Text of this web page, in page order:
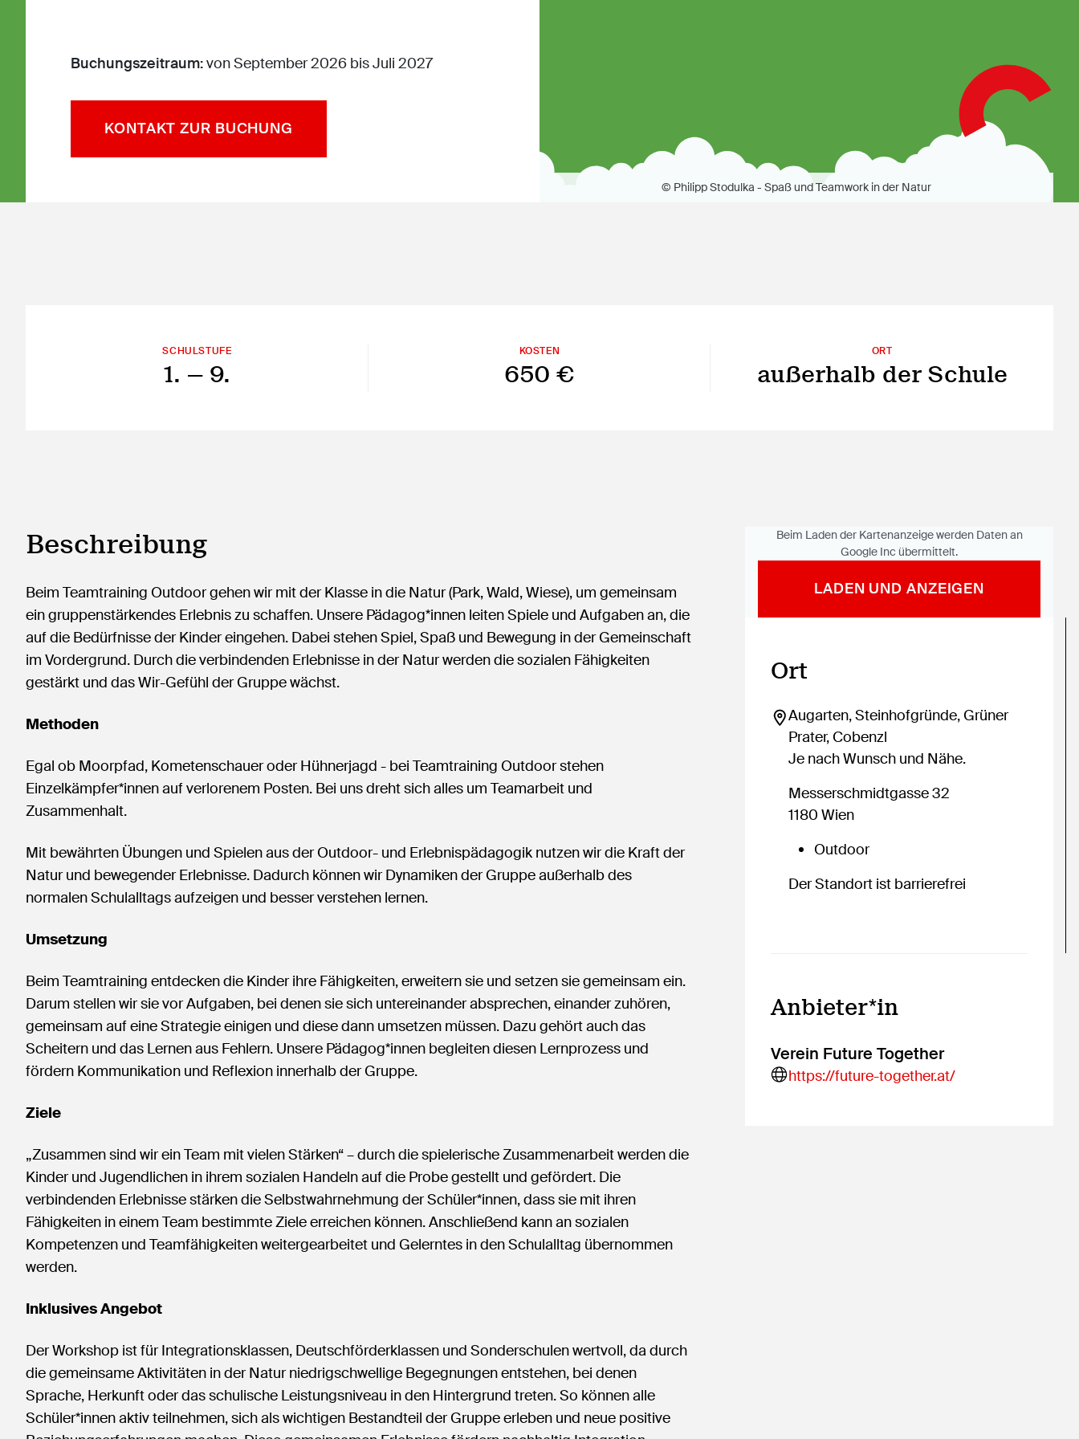
Buchungszeitraum:von September 2026 bis Juli 2027
KONTAKT ZUR BUCHUNG
© Philipp Stodulka - Spaß und Teamwork in der Natur
SCHULSTUFE
1. — 9.
KOSTEN
650 €
ORT
außerhalb der Schule
Beschreibung
Beim Teamtraining Outdoor gehen wir mit der Klasse in die Natur (Park, Wald, Wiese), um gemeinsam
ein gruppenstärkendes Erlebnis zu schaffen. Unsere Pädagog*innen leiten Spiele und Aufgaben an, die
auf die Bedürfnisse der Kinder eingehen. Dabei stehen Spiel, Spaß und Bewegung in der Gemeinschaft
im Vordergrund. Durch die verbindenden Erlebnisse in der Natur werden die sozialen Fähigkeiten
gestärkt und das Wir-Gefühl der Gruppe wächst.
Methoden
Egal ob Moorpfad, Kometenschauer oder Hühnerjagd - bei Teamtraining Outdoor stehen
Einzelkämpfer*innen auf verlorenem Posten. Bei uns dreht sich alles um Teamarbeit und
Zusammenhalt.
Mit bewährten Übungen und Spielen aus der Outdoor- und Erlebnispädagogik nutzen wir die Kraft der
Natur und bewegender Erlebnisse. Dadurch können wir Dynamiken der Gruppe außerhalb des
normalen Schulalltags aufzeigen und besser verstehen lernen.
Umsetzung
Beim Teamtraining entdecken die Kinder ihre Fähigkeiten, erweitern sie und setzen sie gemeinsam ein.
Darum stellen wir sie vor Aufgaben, bei denen sie sich untereinander absprechen, einander zuhören,
gemeinsam auf eine Strategie einigen und diese dann umsetzen müssen. Dazu gehört auch das
Scheitern und das Lernen aus Fehlern. Unsere Pädagog*innen begleiten diesen Lernprozess und
fördern Kommunikation und Reflexion innerhalb der Gruppe.
Ziele
„Zusammen sind wir ein Team mit vielen Stärken“ – durch die spielerische Zusammenarbeit werden die
Kinder und Jugendlichen in ihrem sozialen Handeln auf die Probe gestellt und gefördert. Die
verbindenden Erlebnisse stärken die Selbstwahrnehmung der Schüler*innen, dass sie mit ihren
Fähigkeiten in einem Team bestimmte Ziele erreichen können. Anschließend kann an sozialen
Kompetenzen und Teamfähigkeiten weitergearbeitet und Gelerntes in den Schulalltag übernommen
werden.
Inklusives Angebot
Der Workshop ist für Integrationsklassen, Deutschförderklassen und Sonderschulen wertvoll, da durch
die gemeinsame Aktivitäten in der Natur niedrigschwellige Begegnungen entstehen, bei denen
Sprache, Herkunft oder das schulische Leistungsniveau in den Hintergrund treten. So können alle
Schüler*innen aktiv teilnehmen, sich als wichtigen Bestandteil der Gruppe erleben und neue positive
Beim Laden der Kartenanzeige werden Daten an
Google Inc übermittelt.
LADEN UND ANZEIGEN
Ort
Augarten, Steinhofgründe, Grüner
Prater, Cobenzl
Je nach Wunsch und Nähe.
Messerschmidtgasse 32
1180 Wien
Outdoor
Der Standort ist barrierefrei
Anbieter*in
Verein Future Together
https://future-together.at/